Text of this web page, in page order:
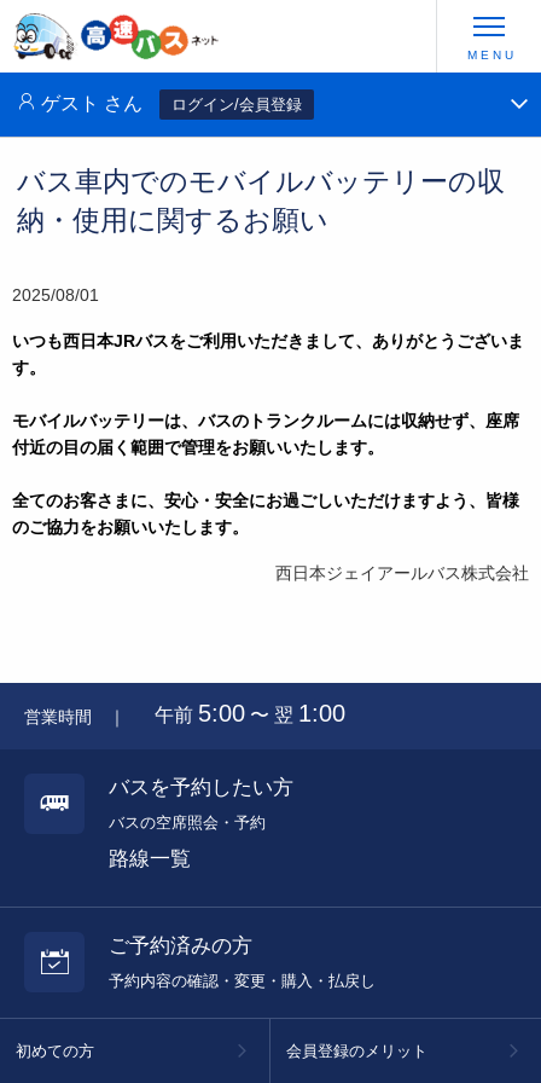
ゲスト さん ログイン/会員登録
バス車内でのモバイルバッテリーの収
納・使用に関するお願い
2025/08/01
いつも西日本JRバスをご利用いただきまして、ありがとうございま
す。
モバイルバッテリーは、バスのトランクルームには収納せず、座席
付近の目の届く範囲で管理をお願いいたします。
全てのお客さまに、安心・安全にお過ごしいただけますよう、皆様
のご協力をお願いいたします。
西日本ジェイアールバス株式会社
営業時間 ｜ 午前 5:00 〜 翌 1:00
バスを予約したい方
バスの空席照会・予約
路線一覧
ご予約済みの方
予約内容の確認・変更・購入・払戻し
初めての方 会員登録のメリット